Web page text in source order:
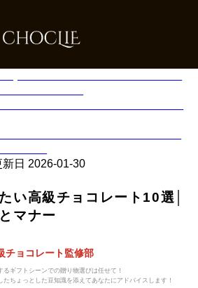
新日 2026-01-30
い高級チョコレート10選│
マナー
チョコレート監修部
るギフトシーンでの贈り物選びは任せて！
たちょっとした豆知識を添えてあなたにアドバイスします！